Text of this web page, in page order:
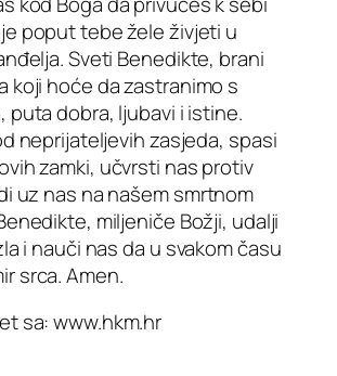
poput tebe žele živjeti u
Sveti Benedikte, brani
koji hoće da zastranimo s
puta dobra, ljubavi i istine.
neprijateljevih zasjeda, spasi
zamki, učvrsti nas protiv
uz nas na našem smrtnom
miljeniče Božji, udalji
i nauči nas da u svakom času
srca. Amen.
sa: www.hkm.hr